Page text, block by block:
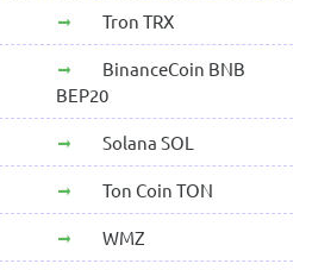
Tron TRX
BinanceCoin BNB
BEP20
Solana SOL
Ton Coin TON
WMZ